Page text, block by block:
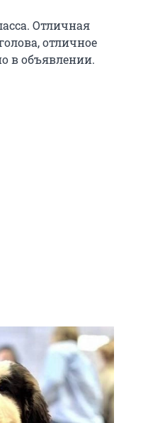
Отличная
отличное
в объявлении.